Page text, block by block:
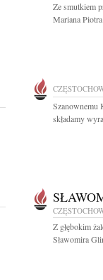
Ze smutkiem
Mariana
Szanownemu
składamy
Z głębokim
Sławomira